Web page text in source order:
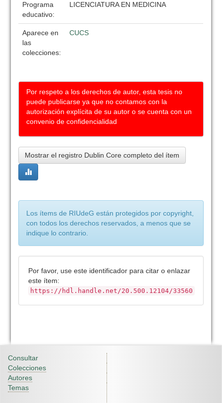
Programa
educativo:
LICENCIATURA EN MEDICINA
Aparece en
las
colecciones:
CUCS
Por respeto a los derechos de autor, esta tesis no
puede publicarse ya que no contamos con la
autorización explícita de su autor o se cuenta con un
convenio de confidencialidad
Mostrar el registro Dublin Core completo del ítem
Los ítems de RIUdeG están protegidos por copyright,
con todos los derechos reservados, a menos que se
indique lo contrario.
Por favor, use este identificador para citar o enlazar
este ítem:
https://hdl.handle.net/20.500.12104/33560
Consultar
Colecciones
Autores
Temas